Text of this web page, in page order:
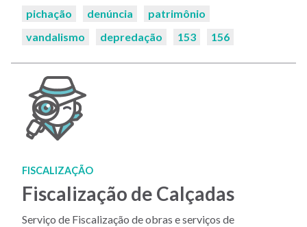
pichação
denúncia
patrimônio
vandalismo
depredação 153 156
FISCALIZAÇÃO
Fiscalização de Calçadas
Serviço de Fiscalização de obras e serviços de